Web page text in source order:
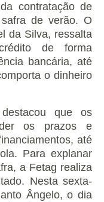
contratação de
de verão. O
da Silva, ressalta
de forma
bancária, até
o dinheiro
que os
os prazos e
até
Para explanar
a Fetag realiza
Nesta sexta-
Ângelo, o dia